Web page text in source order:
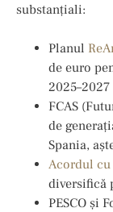
substanțiali:
Planul
de euro
FCAS
de
Spania,
Acordul cu
diversifică
PESCO și